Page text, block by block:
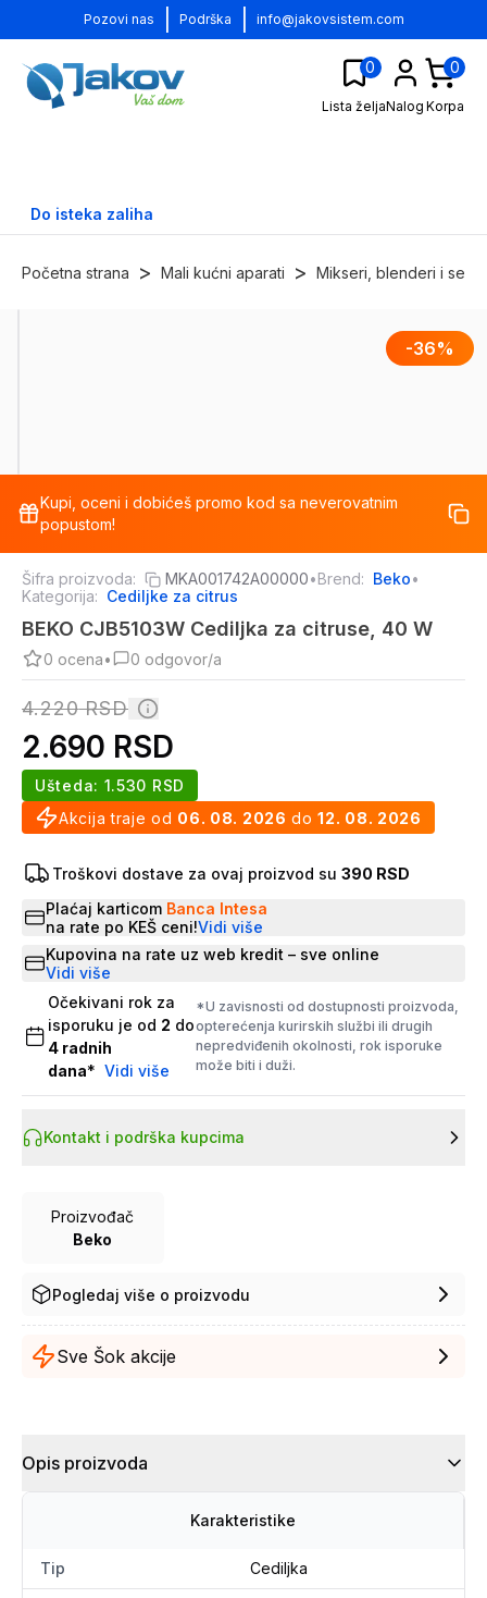
Pozovi nas Podrška info@jakovsistem.com
0
Lista željaNalog
0
Korpa
Do isteka zaliha
Početna strana > Mali kućni aparati > Mikseri, blenderi i
-36%
Kupi, oceni i dobićeš promo kod sa neverovatnim
popustom!
Šifra proizvoda: MKA001742A00000•Brend: Beko•
Kategorija: Cediljke za citrus
BEKO CJB5103W Cediljka za citruse, 40 W
0 ocena• 0 odgovor/a
4.220RSD
2.690 RSD
Akcija traje od 06. 08. 2026 do 12. 08. 2026
Ušteda: 1.530 RSD
Troškovi dostave za ovaj proizvod su 390 RSD
Plaćaj karticom Banca Intesa
na rate po KEŠ ceni!Vidi više
Kupovina na rate uz web kredit – sve online
Vidi više
Očekivani rok za
isporuku je od 2 do
4 radnih
dana* Vidi više
*U zavisnosti od dostupnosti proizvoda,
opterećenja kurirskih službi ili drugih
nepredviđenih okolnosti, rok isporuke
može biti i duži.
Kontakt i podrška kupcima
Proizvođač
Beko
Pogledaj više o proizvodu
Sve Šok akcije
Opis proizvoda
Karakteristike
Tip Cediljka